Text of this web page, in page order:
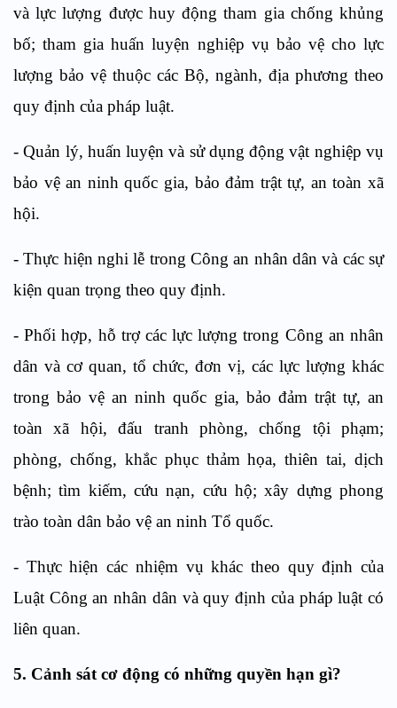
và lực lượng được huy động tham gia chống khủng
bố; tham gia huấn luyện nghiệp vụ bảo vệ cho lực
lượng bảo vệ thuộc các Bộ, ngành, địa phương theo
quy định của pháp luật.
-Quản lý, huấn luyện và sử dụng động vật nghiệp vụ
bảo vệ an ninh quốc gia, bảo đảm trật tự, an toàn xã
hội.
-Thực hiện nghi lễ trong Công an nhân dân và các sự
kiện quan trọng theo quy định.
-Phối hợp, hỗ trợ các lực lượng trong Công an nhân
dân và cơ quan, tổ chức, đơn vị, các lực lượng khác
trongbảo vệ an ninh quốc gia, bảo đảm trật tự, an
toàn xã hội,đấu tranh phòng, chống tội phạm;
phòng, chống, khắc phục thảm họa, thiên tai, dịch
bệnh; tìm kiếm, cứu nạn, cứu hộ; xây dựng phong
trào toàn dân bảo vệ an ninh Tổ quốc.
- Thực hiện các nhiệm vụ khác theo quy định của
Luật Công an nhân dân và quy định của pháp luật có
liên quan.
5. Cảnh sát cơ động có những quyền hạn gì?